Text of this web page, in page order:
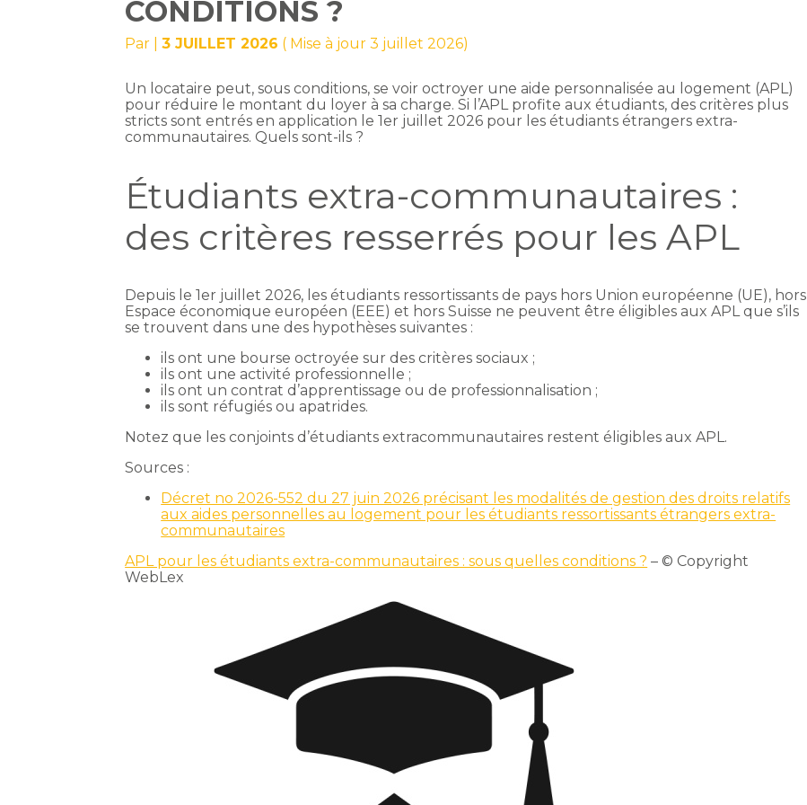
CONDITIONS ?
Par |3 JUILLET 2026 ( Mise à jour 3 juillet 2026)
Un locataire peut, sous conditions, se voir octroyer une aide personnalisée au logement (APL)
pour réduire le montant du loyer à sa charge. Si l’APL profite aux étudiants, des critères plus
stricts sont entrés en application le 1er juillet 2026 pour les étudiants étrangers extra-
communautaires. Quels sont-ils ?
Étudiants extra-communautaires :
des critères resserrés pour les APL
Depuis le 1er juillet 2026, les étudiants ressortissants de pays hors Union européenne (UE), hors
Espace économique européen (EEE) et hors Suisse ne peuvent être éligibles aux APL que s’ils
se trouvent dans une des hypothèses suivantes :
ils ont une bourse octroyée sur des critères sociaux ;
ils ont une activité professionnelle ;
ils ont un contrat d’apprentissage ou de professionnalisation ;
ils sont réfugiés ou apatrides.
Notez que les conjoints d’étudiants extracommunautaires restent éligibles aux APL.
Sources :
Décret no 2026-552 du 27 juin 2026 précisant les modalités de gestion des droits relatifs
aux aides personnelles au logement pour les étudiants ressortissants étrangers extra-
communautaires
APL pour les étudiants extra-communautaires : sous quelles conditions ? – © Copyright
WebLex